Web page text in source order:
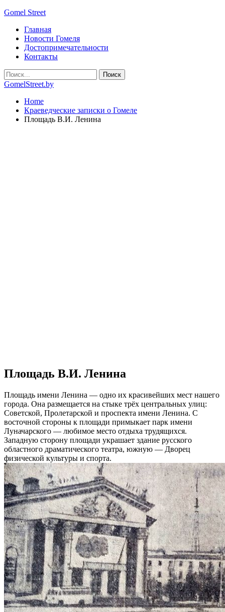
Gomel Street
Главная
Новости Гомеля
Достопримечательности
Контакты
GomelStreet.by
Home
Краеведческие записки о Гомеле
Площадь В.И. Ленина
Площадь В.И. Ленина
Площадь имени Ленина — одно их красивейших мест нашего
города. Она размещается на стыке трёх центральных улиц:
Советской, Пролетарской и проспекта имени Ленина. С
восточной стороны к площади примыкает парк имени
Луначарского — любимое место отдыха трудящихся.
Западную сторону площади украшает здание русского
областного драматического театра, южную — Дворец
физической культуры и спорта.